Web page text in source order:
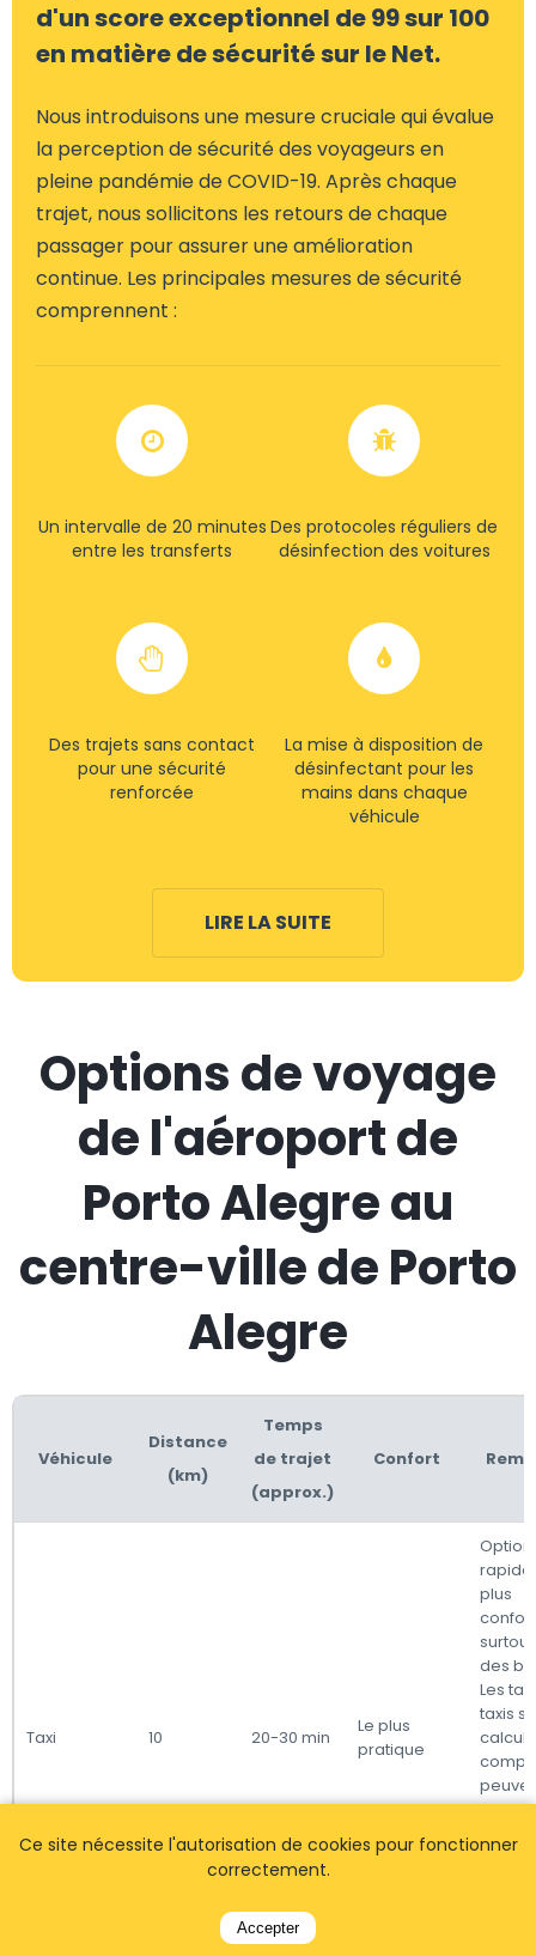
d'un score exceptionnel de 99 sur 100
en matière de sécurité sur le Net.
Nous introduisons une mesure cruciale qui évalue
la perception de sécurité des voyageurs en
pleine pandémie de COVID-19. Après chaque
trajet, nous sollicitons les retours de chaque
passager pour assurer une amélioration
continue. Les principales mesures de sécurité
comprennent :
Un intervalle de 20 minutes
entre les transferts
Des protocoles réguliers de
désinfection des voitures
Des trajets sans contact
pour une sécurité
renforcée
La mise à disposition de
désinfectant pour les
mains dans chaque
véhicule
LIRE LA SUITE
Options de voyage
de l'aéroport de
Porto Alegre au
centre-ville de Porto
Alegre
Véhicule
Distance
(km)
Temps
de trajet
(approx.)
Confort
Taxi 10 20-30 min
Le plus
pratique
Option
rapide
plus
des
Les
taxis
varier
Ce site nécessite l'autorisation de cookies pour fonctionner
correctement.
Accepter